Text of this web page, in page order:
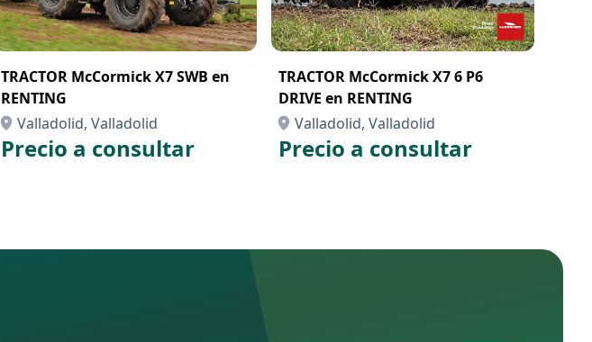
TRACTOR McCormick X7 SWB en
RENTING
Valladolid, Valladolid
Precio a consultar
TRACTOR McCormick X7 6 P6
DRIVE en RENTING
Valladolid, Valladolid
Precio a consultar